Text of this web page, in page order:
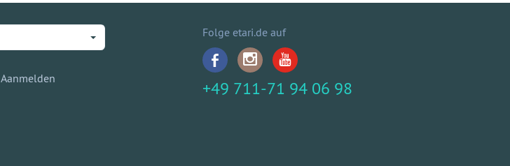
Aanmelden
Folge etari.de auf
+49 711-71 94 06 98